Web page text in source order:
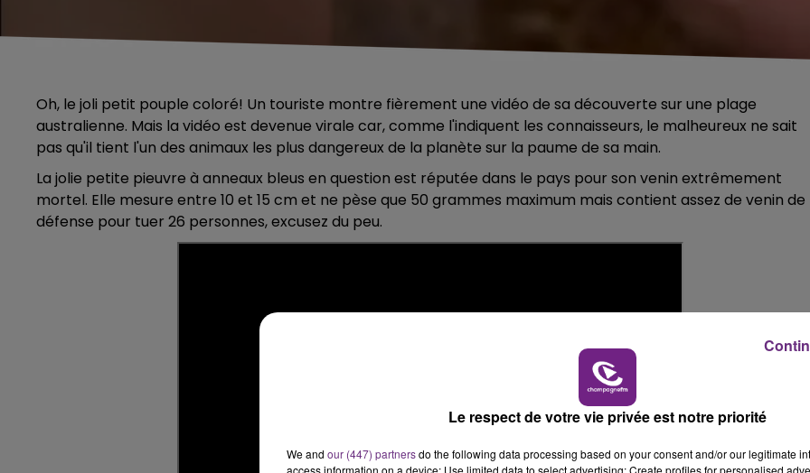
LE TICKET DE CAISSE
Oh, le joli petit pouple coloré! Un touriste montre fièrement une vidéo de sa découverte sur une plage
australienne. Mais la vidéo est devenue virale car, comme l'indiquent les connaisseurs, le malheureux ne sait
pas qu'il tient l'un des animaux les plus dangereux de la planète sur la paume de sa main.
La jolie petite pieuvre à anneaux bleus en question est réputée dans le pays pour son venin extrêmement
mortel. Elle mesure entre 10 et 15 cm et ne pèse que 50 grammes maximum mais contient assez de venin de
défense pour tuer 26 personnes, excusez du peu.
Le respect de votre vie privée est notre priorité
We and our (447) partnersdo the following data processing based on your consent and/or our legitimate
access information on a device; Use limited data to select advertising; Create profiles for personalised